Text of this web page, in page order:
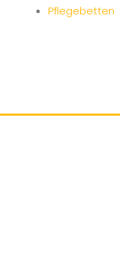
Pflegebetten